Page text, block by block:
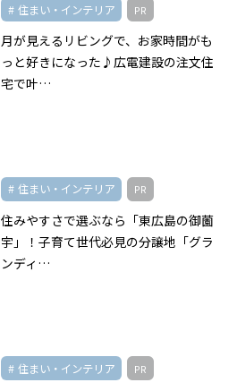
住まい・インテリア PR
月が見えるリビングで、お家時間がも
っと好きになった♪広電建設の注文住
宅で叶…
住まい・インテリア PR
住みやすさで選ぶなら「東広島の御薗
宇」！子育て世代必見の分譲地「グラ
ンディ…
住まい・インテリア PR